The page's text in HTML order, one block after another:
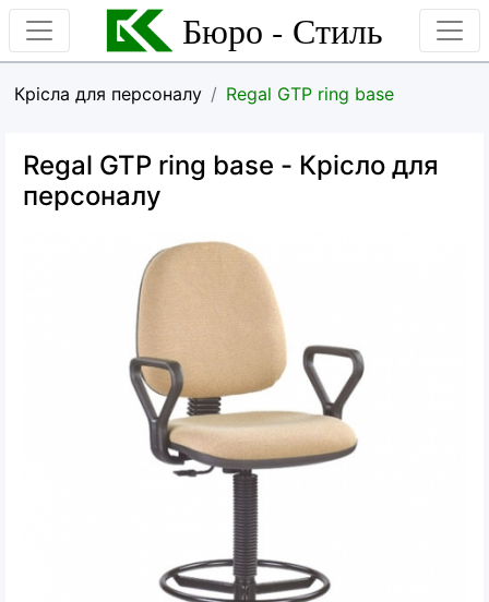
Бюро - Стиль
Крісла для персоналу Regal GTP ring base
Regal GTP ring base - Крісло для
персоналу